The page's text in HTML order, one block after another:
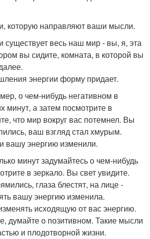
которую направляют ваши мысли.
существует весь наш мир - вы, я, эта
вы сидите, комната, в которой вы
энергии форму придает.
о чем-нибудь негативном в
минут, а затем посмотрите в
что мир вокруг вас потемнел. Вы
ваш взгляд стал хмурым.
вашу энергию изменили.
минут задумайтесь о чем-нибудь
в зеркало. Вы свет увидите.
глаза блестят, на лице -
вашу энергию изменила.
исходящую от вас энергию.
думайте о позитивном. Такие мысли
и плодотворной жизни.